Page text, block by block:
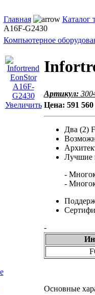
Главная Каталог
A16F-G2430
Компьютерное
Увеличить
Артикул:
Цена: 591
Два (2)
Лучшие
-
-
-
Основные